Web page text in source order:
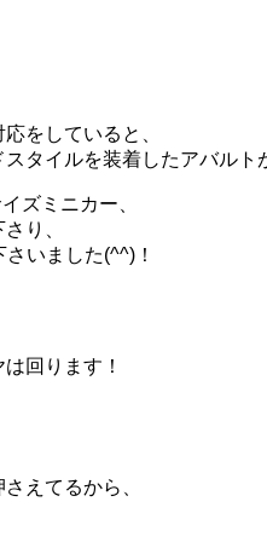
をしていると、
タイルを装着したアバルト
ズミニカー、
り、
いました(^^)！
回ります！
えてるから、